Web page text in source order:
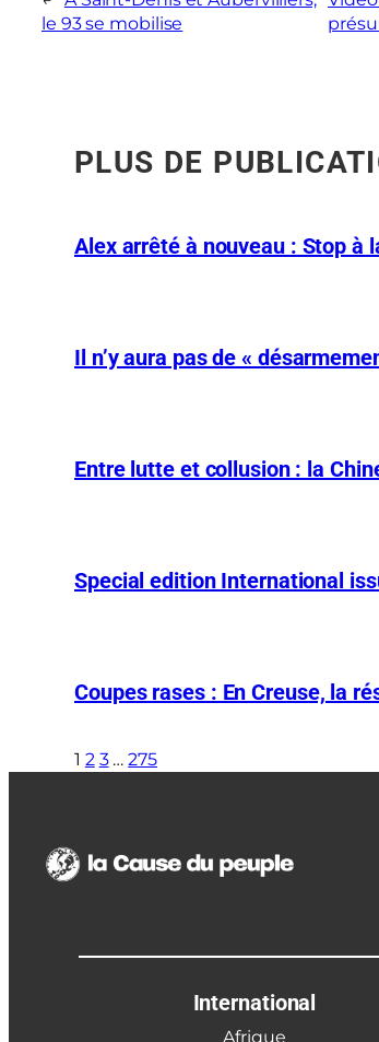
le 93 se mobilise
PLUS DE
Alex arrêté à nouveau : Stop à
Il n’y aura pas de «
Entre lutte et collusion : la
Special edition International
Coupes rases : En Creuse, la
1 2 3 … 275
International
Afrique